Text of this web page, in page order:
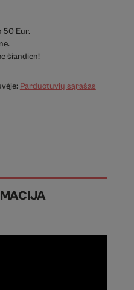
50 Eur.
šiandien!
Parduotuvių sąrašas